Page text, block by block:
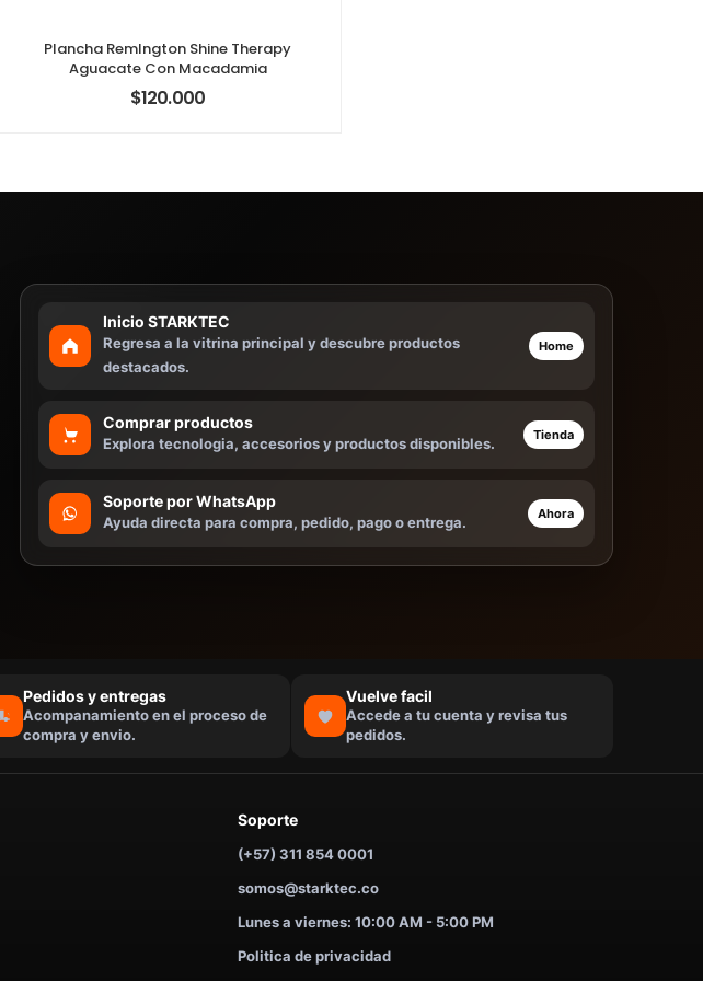
Plancha Remlngton Shine Therapy
Aguacate Con Macadamia
$120.000
Inicio STARKTEC
Regresa a la vitrina principal y descubre productos
destacados.
Home
Comprar productos
Explora tecnologia, accesorios y productos disponibles.
Tienda
Soporte por WhatsApp
Ayuda directa para compra, pedido, pago o entrega.
Ahora
Pedidos y entregas
Acompanamiento en el proceso de
compra y envio.
Vuelve facil
Accede a tu cuenta y revisa tus
pedidos.
Soporte
(+57) 311 854 0001
somos@starktec.co
Lunes a viernes: 10:00 AM - 5:00 PM
Politica de privacidad